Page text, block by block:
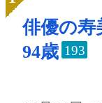
俳優の寿
94歳 193